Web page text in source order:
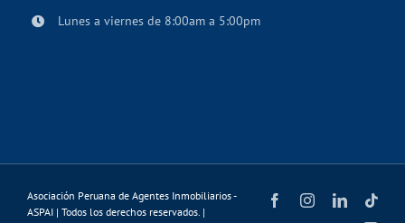
Lunes a viernes de 8:00am a 5:00pm
Asociación Peruana de Agentes Inmobiliarios -
ASPAI | Todos los derechos reservados. |
FacebookInstagramLinkedIn